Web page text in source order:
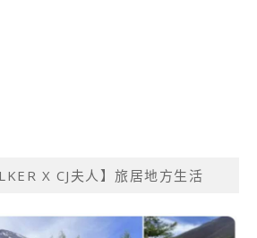
X CJ夫人】旅居地方生活